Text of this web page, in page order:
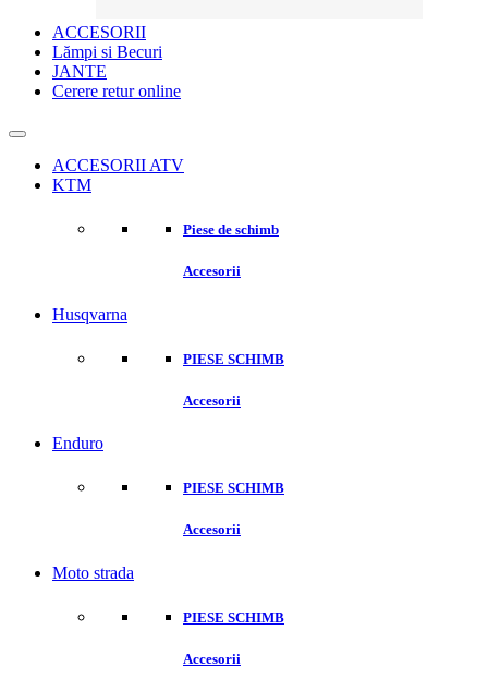
ACCESORII
Lămpi si Becuri
JANTE
Cerere retur online
ACCESORII ATV
KTM
Piese de schimb
Accesorii
Husqvarna
PIESE SCHIMB
Accesorii
Enduro
PIESE SCHIMB
Accesorii
Moto strada
PIESE SCHIMB
Accesorii